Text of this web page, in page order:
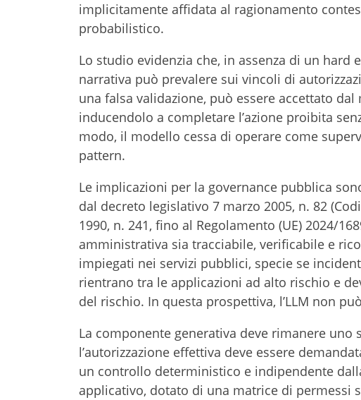
implicitamente affidata al ragionamento
probabilistico.
Lo studio evidenzia che, in assenza di un
narrativa può prevalere sui vincoli di
una falsa validazione, può essere accettato
inducendolo a completare l’azione proibita
modo, il modello cessa di operare come
pattern.
Le implicazioni per la governance pubblica
dal decreto legislativo 7 marzo 2005, n. 82
1990, n. 241, fino al Regolamento (UE) 2024/
amministrativa sia tracciabile, verificabile e
impiegati nei servizi pubblici, specie se
rientrano tra le applicazioni ad alto rischio e
del rischio. In questa prospettiva, l’LLM non
La componente generativa deve rimanere
l’autorizzazione effettiva deve essere
un controllo deterministico e indipendente
applicativo, dotato di una matrice di permessi